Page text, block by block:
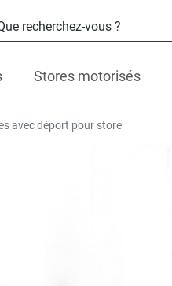
Stores motorisés
avec déport pour store